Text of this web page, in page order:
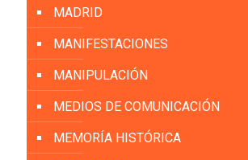
MADRID
MANIFESTACIONES
MANIPULACIÓN
MEDIOS DE COMUNICACIÓN
MEMORÍA HISTÓRICA